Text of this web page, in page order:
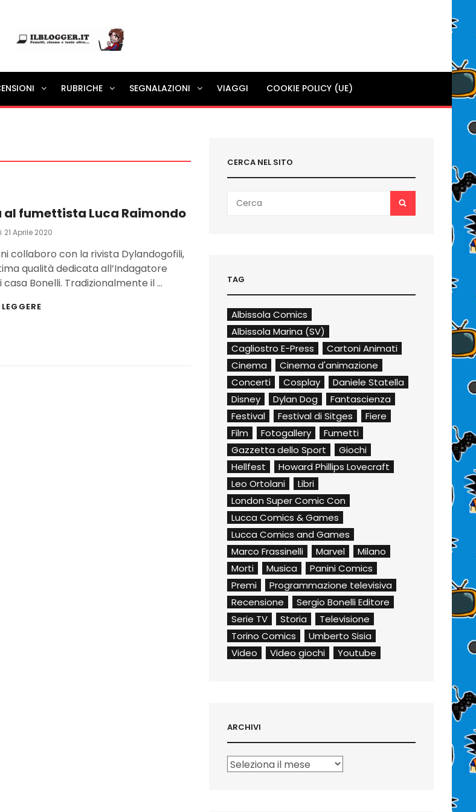
Ilblogger.it
Il portalino di blog |
RUBRICHE SEGNALAZIONI VIAGGI COOKIE POLICY (UE)
fumettista Luca Raimondo
Posted
21 Aprile 2020
collaboro con la rivista Dylandogofili,
qualità dedicata all’Indagatore
casa Bonelli. Tradizionalmente il …
CERCA NEL SITO
for:
TAG
Albissola Comics
Albissola Marina (SV)
Cagliostro E-Press
Cartoni Animati
Cinema
Cinema d'animazione
Concerti
Cosplay
Daniele Statella
Disney
Dylan Dog
Fantascienza
Festival
Festival di Sitges
Fiere
Film
Fotogallery
Fumetti
Gazzetta dello Sport
Giochi
Hellfest
Howard Phillips Lovecraft
Leo Ortolani
Libri
London Super Comic Con
Lucca Comics & Games
Lucca Comics and Games
Marco Frassinelli
Marvel
Milano
Morti
Musica
Panini Comics
Premi
Programmazione televisiva
Recensione
Sergio Bonelli Editore
Serie TV
Storia
Televisione
Torino Comics
Umberto Sisia
Video
Video giochi Youtube
ARCHIVI
Archivi